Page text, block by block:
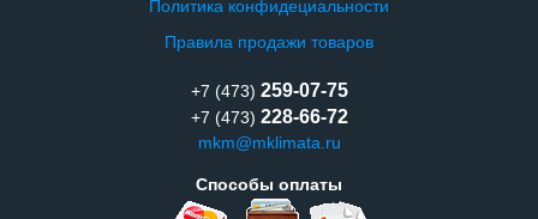
Политика конфидециальности
Правила продажи товаров
+7 (473) 259-07-75
+7 (473) 228-66-72
mkm@mklimata.ru
Способы оплаты